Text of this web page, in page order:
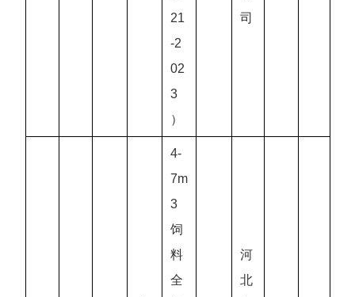
21
-2
02
3
）
司
4-
7m
3
饲
料
全
河
北